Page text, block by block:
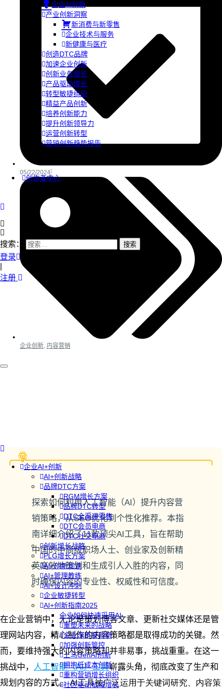
企业AI创新
产业创新洞察
新消费与新零售
企业技术与服务
新健康与医疗
创造DTC品牌
加速企业创新
创新业务增长
产品驱动增长
转型敏捷组织
精益产品创新
培养创新能力
提升创新领导力
运营创新转型
营销创新趋势报告
创作者中心
搜索：
登录
注册
企业AI+创新
AI+创新战略
品牌DTC方案
RGM增长方案
品牌DTC转型
DTC全渠道零售
DTC会员电商
DTC社交电商
创新增长战略
PLG增长方案
AI+创新加速
AI+管理教练
AI+设计冲刺
企业敏捷转型
AI+创新指南2025
企业如何快速采用AI
重塑未来的战略
企业深科技创新
加强创新管控
上马GenAI创新
拥抱低成本创新
重构营销增长组织
社区驱动私域增长
05/22/2024
企业创新 内容营销
探索如何利用人工智能（AI）提升内容营
销策略，从SEO优化到个性化推荐。本指
南详细介绍了11款顶尖AI工具，旨在帮助
中国的中高级职场人士、创业家及创新精
英高效地策划和生成引人入胜的内容，同
时确保内容的专业性、权威性和可信度。
在企业营销中，无论是策划博客文章、更新社交媒体还是管
理网站内容，精心制作的内容策略都是取得成功的关键。然
而，要维持强大的内容策略却并非易事，挑战重重。在这一
挑战中，
人工智能（AI）工具崭露头角，彻底改变了生产和
规划内容的方式。 AI工具被广泛运用于关键词研究、内容策